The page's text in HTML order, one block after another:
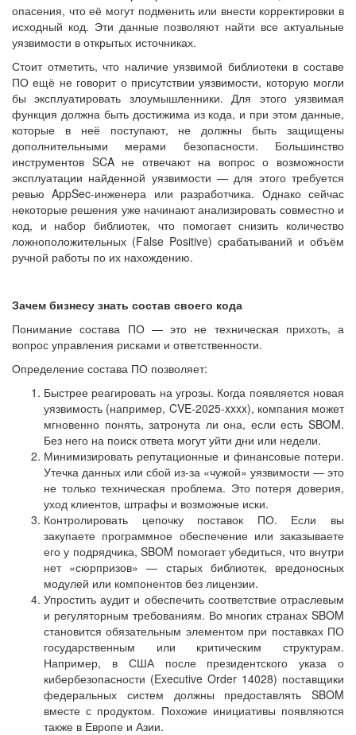
опасения, что её могут подменить или внести корректировки в
исходный код. Эти данные позволяют найти все актуальные
уязвимости в открытых источниках.
Стоит отметить, что наличие уязвимой библиотеки в составе
ПО ещё не говорит о присутствии уязвимости, которую могли
бы эксплуатировать злоумышленники. Для этого уязвимая
функция должна быть достижима из кода, и при этом данные,
которые в неё поступают, не должны быть защищены
дополнительными мерами безопасности. Большинство
инструментов SCA не отвечают на вопрос о возможности
эксплуатации найденной уязвимости — для этого требуется
ревью AppSec-инженера или разработчика. Однако сейчас
некоторые решения уже начинают анализировать совместно и
код, и набор библиотек, что помогает снизить количество
ложноположительных (False Positive) срабатываний и объём
ручной работы по их нахождению.
Зачем бизнесу знать состав своего кода
Понимание состава ПО — это не техническая прихоть, а
вопрос управления рисками и ответственности.
Определение состава ПО позволяет:
Быстрее реагировать на угрозы. Когда появляется новая
уязвимость (например, CVE-2025-xxxx), компания может
мгновенно понять, затронута ли она, если есть SBOM.
Без него на поиск ответа могут уйти дни или недели.
Минимизировать репутационные и финансовые потери.
Утечка данных или сбой из-за «чужой» уязвимости — это
не только техническая проблема. Это потеря доверия,
уход клиентов, штрафы и возможные иски.
Контролировать цепочку поставок ПО. Если вы
закупаете программное обеспечение или заказываете
его у подрядчика, SBOM помогает убедиться, что внутри
нет «сюрпризов» — старых библиотек, вредоносных
модулей или компонентов без лицензии.
Упростить аудит и обеспечить соответствие отраслевым
и регуляторным требованиям. Во многих странах SBOM
становится обязательным элементом при поставках ПО
государственным или критическим структурам.
Например, в США после президентского указа о
кибербезопасности (Executive Order 14028) поставщики
федеральных систем должны предоставлять SBOM
вместе с продуктом. Похожие инициативы появляются
также в Европе и Азии.